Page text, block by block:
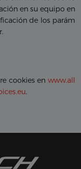
en su equipo en
de los parám
cookies en www.all
.